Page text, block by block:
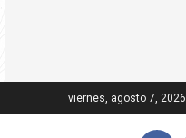
viernes, agosto 7, 2026